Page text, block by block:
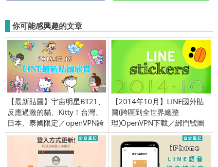
你可能感興趣的文章
【最新貼圖】宇宙明星BT21、
反應過激的貓、Kitty！台灣、
日本、泰國限定／openVPN跨
區、加好友、綁門號／
2018/07/19
【2014年10月】LINE國外貼
圖(跨區到全世界總整
理)OpenVPN下載／綁門號圖
欣賞